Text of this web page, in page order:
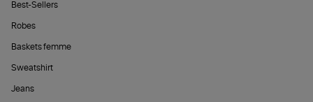
Best-Sellers
Robes
Baskets femme
Sweatshirt
Jeans